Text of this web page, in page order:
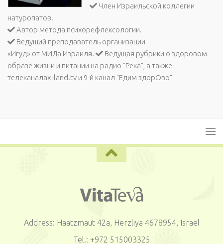
Член Израильской коллегии
натуропатов.
Автор метода психорефлексологии.
Ведущий преподаватель организации
«Игуд» от МИДа Израиля.
Ведущая рубрики о здоровом
образе жизни и питании на радио "Река", а также
телеканалах iland.tv и 9-й канал "Едим здорОво"
Address: Haatzmaut 42a, Herzliya 4678954, Israel
Tel.: +972 515003325